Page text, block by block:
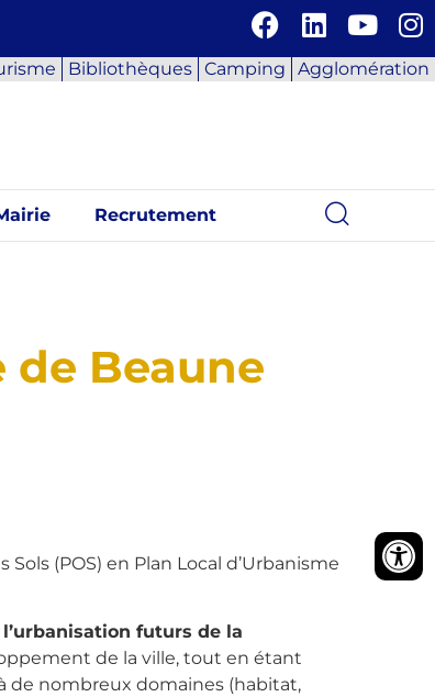
Bibliothèques Camping Agglomération
Recrutement
de Beaune
(POS) en Plan Local d’Urbanisme
futurs de la
de la ville, tout en étant
de nombreux domaines (habitat,